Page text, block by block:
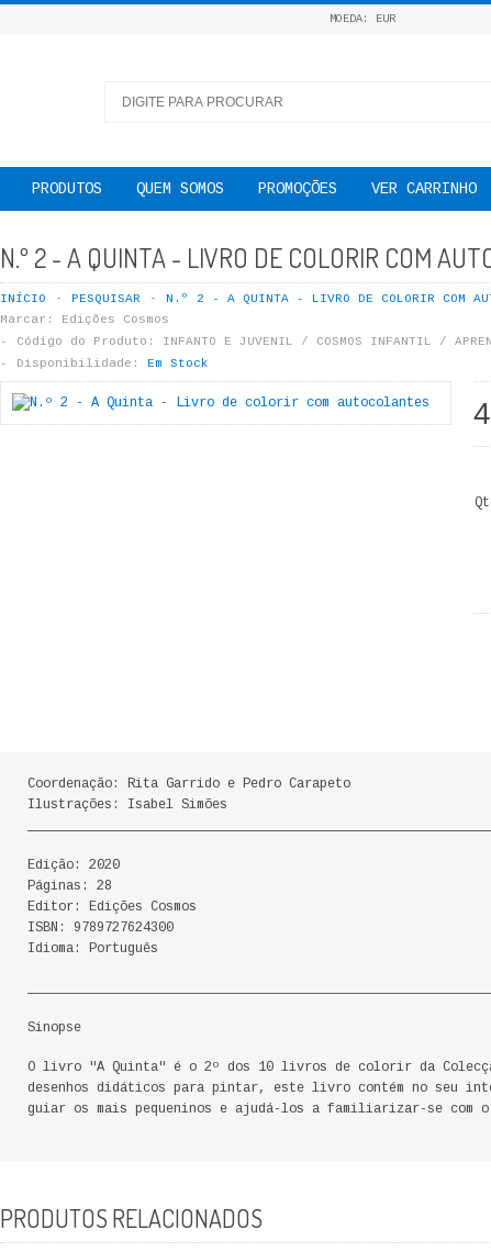
MOEDA: EUR
PRODUTOS QUEM SOMOS PROMOÇÕES VER CARRINHO
N.º 2 - A QUINTA - LIVRO DE COLORIR COM
INÍCIO PESQUISAR
N.º 2 - A QUINTA - LIVRO DE COLORIR COM
Marcar:
Edições Cosmos
Código do Produto:
INFANTO E JUVENIL / COSMOS INFANTIL /
Disponibilidade:
Em Stock
Coordenação: Rita Garrido e Pedro Carapeto
Ilustrações: Isabel Simões
Edição: 2020
Páginas: 28
Editor: Edições Cosmos
ISBN: 9789727624300
Idioma: Português
Sinopse
O livro "A Quinta" é o 2º dos 10 livros de colorir da
desenhos didáticos para pintar, este livro contém no seu
guiar os mais pequeninos e ajudá-los a familiarizar-se com o
PRODUTOS RELACIONADOS